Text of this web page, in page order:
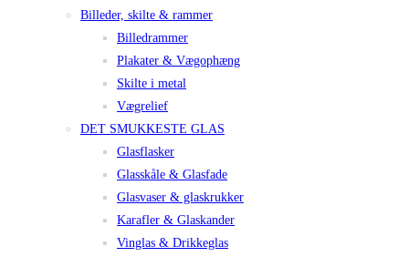
Billeder, skilte & rammer
Billedrammer
Plakater & Vægophæng
Skilte i metal
Vægrelief
DET SMUKKESTE GLAS
Glasflasker
Glasskåle & Glasfade
Glasvaser & glaskrukker
Karafler & Glaskander
Vinglas & Drikkeglas